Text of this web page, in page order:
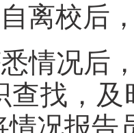
离校后
情况后
查找，